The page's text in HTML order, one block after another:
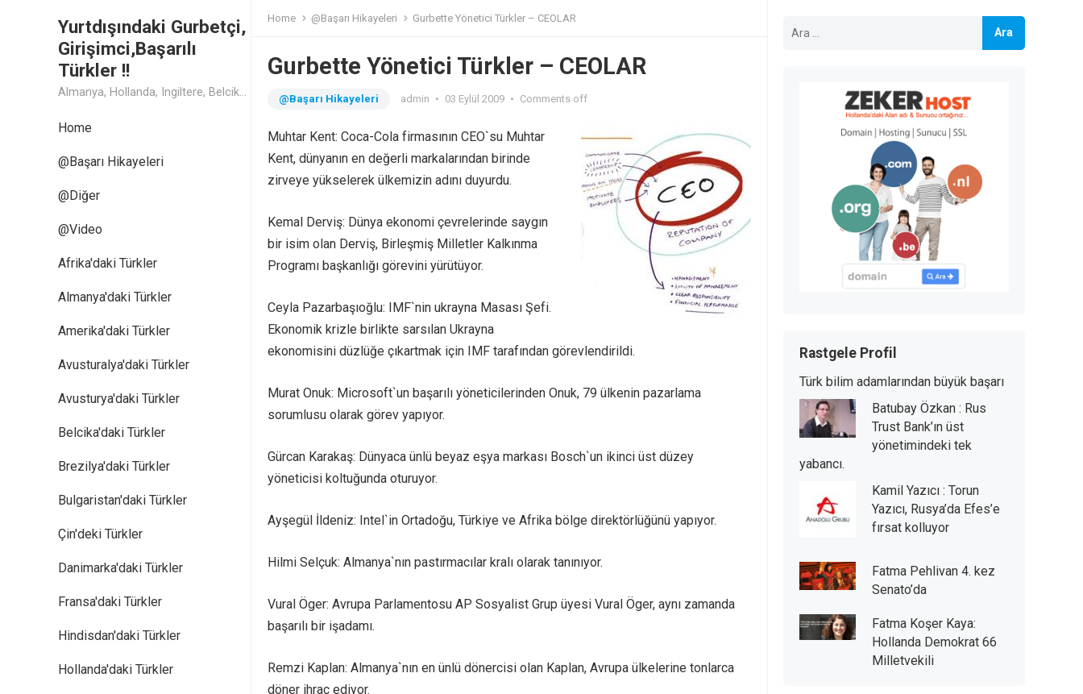
Yurtdışındaki Gurbetçi,
Girişimci,Başarılı
Türkler !!
Almanya, Hollanda, Ingiltere, Belcika, Fransa, Amerika, Cin, Rusya, Isvec, Isvicre, Yunanistan, Kanada, Avusturya Başarılı Muthis Türk lerin Hikaye ve Öykuleri, Turk Isadamlari, Turk Girisimciler, Avrupali Turkler
Home
@Başarı Hikayeleri
@Diğer
@Video
Afrika'daki Türkler
Almanya'daki Türkler
Amerika'daki Türkler
Avusturalya'daki Türkler
Avusturya'daki Türkler
Belcika'daki Türkler
Brezilya'daki Türkler
Bulgaristan'daki Türkler
Çin'deki Türkler
Danimarka'daki Türkler
Fransa'daki Türkler
Hindisdan'daki Türkler
Hollanda'daki Türkler
Home @Başarı Hikayeleri Gurbette Yönetici Türkler – CEOLAR
Gurbette Yönetici Türkler – CEOLAR
@Başarı Hikayeleri admin • 03 Eylül 2009 • Comments off
Muhtar Kent: Coca-Cola firmasının CEO`su Muhtar
Kent, dünyanın en değerli markalarından birinde
zirveye yükselerek ülkemizin adını duyurdu.
Kemal Derviş: Dünya ekonomi çevrelerinde saygın
bir isim olan Derviş, Birleşmiş Milletler Kalkınma
Programı başkanlığı görevini yürütüyor.
Ceyla Pazarbaşıoğlu: IMF`nin ukrayna Masası Şefi.
Ekonomik krizle birlikte sarsılan Ukrayna
ekonomisini düzlüğe çıkartmak için IMF tarafından görevlendirildi.
Murat Onuk: Microsoft`un başarılı yöneticilerinden Onuk, 79 ülkenin pazarlama
sorumlusu olarak görev yapıyor.
Gürcan Karakaş: Dünyaca ünlü beyaz eşya markası Bosch`un ikinci üst düzey
yöneticisi koltuğunda oturuyor.
Ayşegül İldeniz: Intel`in Ortadoğu, Türkiye ve Afrika bölge direktörlüğünü yapıyor.
Hilmi Selçuk: Almanya`nın pastırmacılar kralı olarak tanınıyor.
Vural Öger: Avrupa Parlamentosu AP Sosyalist Grup üyesi Vural Öger, aynı zamanda
başarılı bir işadamı.
Remzi Kaplan: Almanya`nın en ünlü dönercisi olan Kaplan, Avrupa ülkelerine tonlarca
döner ihraç ediyor.
Rastgele Profil
Türk bilim adamlarından büyük başarı
Batubay Özkan : Rus
Trust Bank’ın üst
yönetimindeki tek
yabancı.
Kamil Yazıcı : Torun
Yazıcı, Rusya’da Efes’e
fırsat kolluyor
Fatma Pehlivan 4. kez
Senato’da
Fatma Koşer Kaya:
Hollanda Demokrat 66
Milletvekili